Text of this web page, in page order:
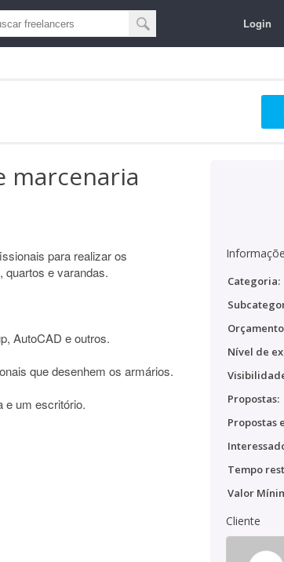
Login
marcenaria
para realizar os
e varandas.
AutoCAD e outros.
que desenhem os armários.
e um escritório.
Categoria:
Nível de
Propostas:
Propostas
Tempo
Valor
Cliente